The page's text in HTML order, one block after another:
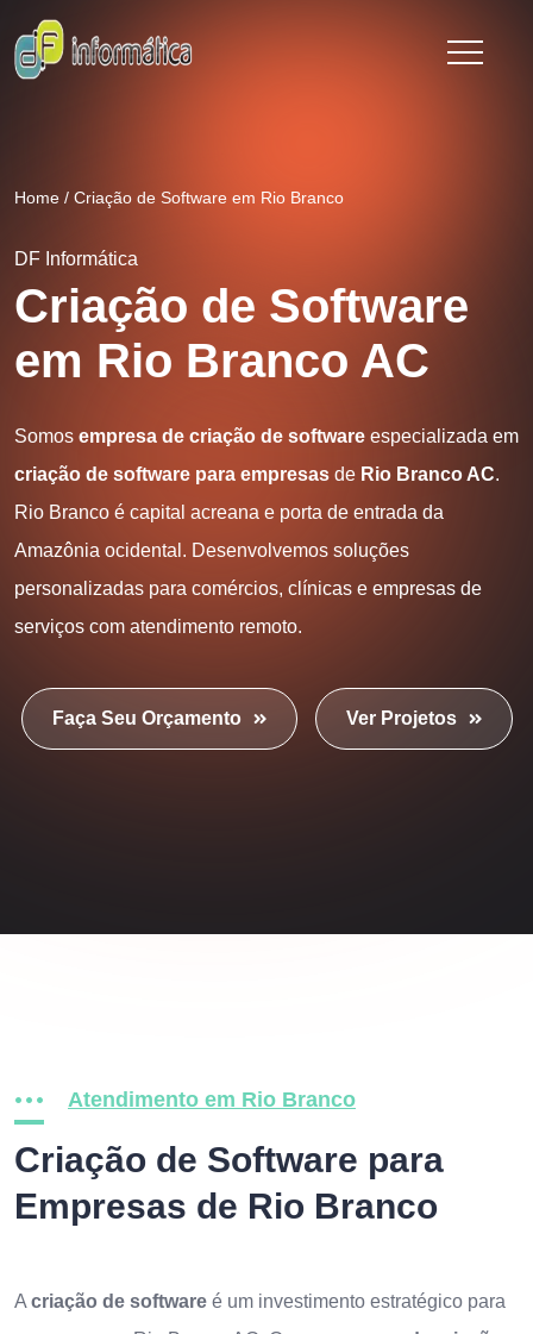
Home / Criação de Software em Rio Branco
DF Informática
Criação de Software
em Rio Branco AC
Somos empresa de criação de software especializada em
criação de software para empresas de Rio Branco AC.
Rio Branco é capital acreana e porta de entrada da
Amazônia ocidental. Desenvolvemos soluções
personalizadas para comércios, clínicas e empresas de
serviços com atendimento remoto.
Faça Seu Orçamento Ver Projetos
Atendimento em Rio Branco
Criação de Software para
Empresas de Rio Branco
A criação de software é um investimento estratégico para